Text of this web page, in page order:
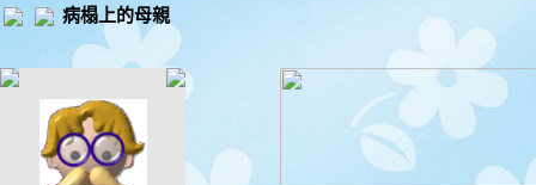
病榻上的母親